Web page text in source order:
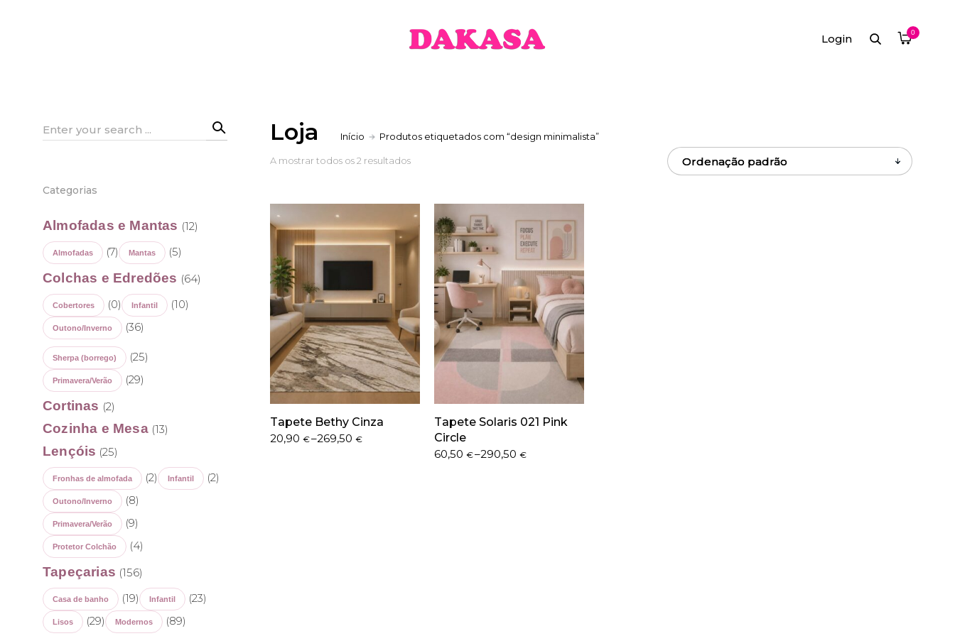
Login 0
Loja Início Produtos etiquetados com “design minimalista”
A mostrar todos os 2 resultados
Tapete Bethy Cinza
20,90 €–269,50€
Price
Tapete Solaris 021 Pink
Circle
60,50 €–290,50€
Price
Search
Categorias
Almofadas e Mantas (12)
Almofadas (7) Mantas (5)
Colchas e Edredões (64)
Cobertores (0) Infantil (10)
Outono/Inverno (36)
Sherpa (borrego) (25)
Primavera/Verão (29)
Cortinas (2)
Cozinha e Mesa (13)
Lençóis (25)
Fronhas de almofada (2) Infantil (2)
Outono/Inverno (8)
Primavera/Verão (9)
Protetor Colchão (4)
Tapeçarias (156)
Casa de banho (19) Infantil (23)
Lisos (29) Modernos (89)